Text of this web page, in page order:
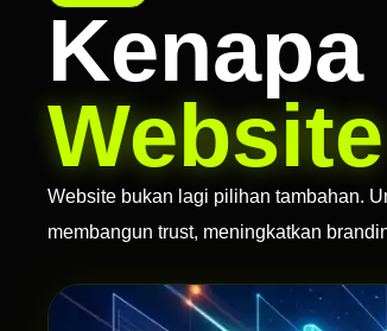
Website
Website bukan lagi pilihan tambahan.
membangun trust, meningkatkan